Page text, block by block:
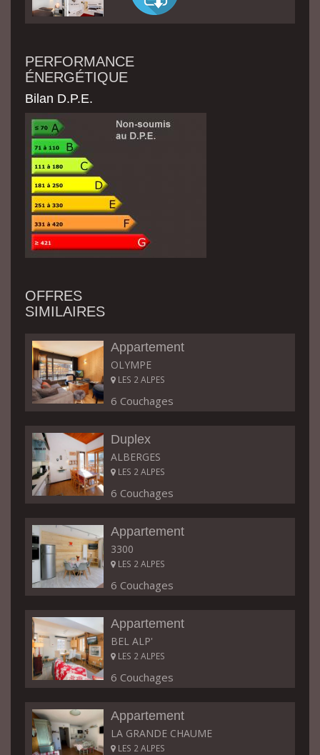
PERFORMANCE
ÉNERGÉTIQUE
Bilan D.P.E.
OFFRES
SIMILAIRES
Appartement
OLYMPE
LES 2 ALPES
6 Couchages
Duplex
ALBERGES
LES 2 ALPES
6 Couchages
Appartement
3300
LES 2 ALPES
6 Couchages
Appartement
BEL ALP'
LES 2 ALPES
6 Couchages
Appartement
LA GRANDE CHAUME
LES 2 ALPES